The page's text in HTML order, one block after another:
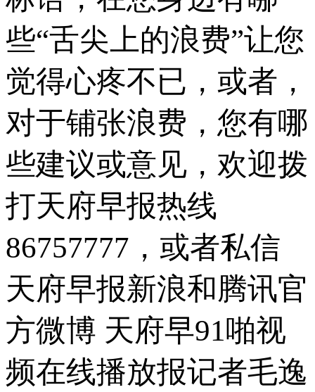
些“舌尖上的浪费”让您
觉得心疼不已，或者，
对于铺张浪费，您有哪
些建议或意见，欢迎拨
打天府早报热线
86757777，或者私信
天府早报新浪和腾讯官
方微博 天府早91啪视
频在线播放报记者毛逸